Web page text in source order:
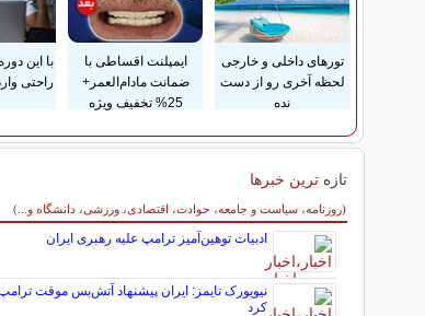
تورهای داخلی و خارجی
لحظه آخری رو از دست
نده
ایمپلنت اقساطی با
ضمانت مادام‌العمر+
25% تخفیف ویژه
با این
راحتی
تازه ترین خبرها
(روزنامه، سیاست و جامعه، حوادث، اقتصادی، ورزشی، دانشگاه و...)
سایر خبرهای داغ
ادبیات توهین‌آمیز ترامپ علیه رهبری ایران
نیویورک تایمز: ایران پیشنهاد آتش‌بس موقت
کرد